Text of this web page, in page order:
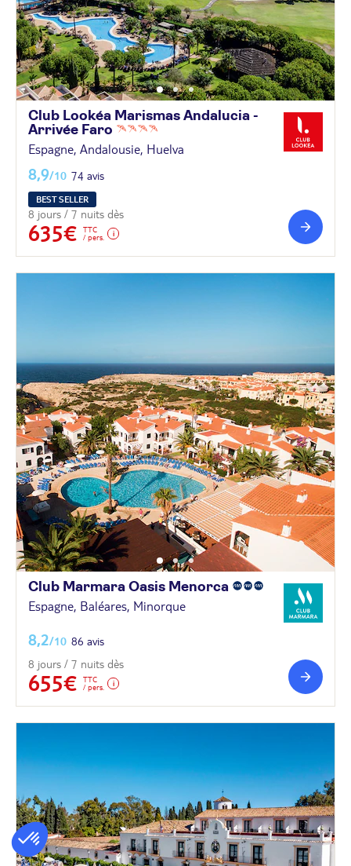
Club Lookéa Marismas Andalucia -
Arrivée Faro
Espagne, Andalousie, Huelva
8,9/10 74 avis
BEST SELLER
8 jours / 7 nuits dès
635€
TTC
/ pers.
Club Marmara Oasis Menorca
Espagne, Baléares, Minorque
8,2/10 86 avis
8 jours / 7 nuits dès
655€
TTC
/ pers.